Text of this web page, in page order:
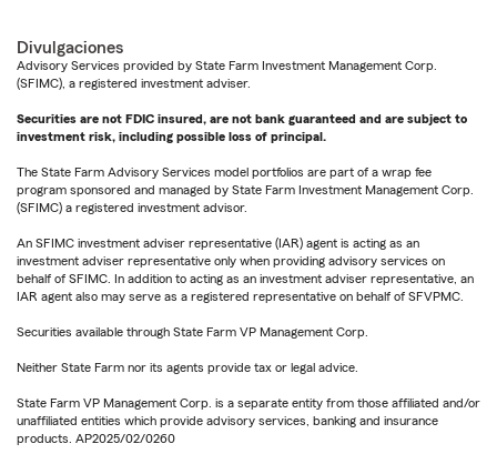
Divulgaciones
Advisory Services provided by State Farm Investment Management Corp.
(SFIMC), a registered investment adviser.
Securities are not FDIC insured, are not bank guaranteed and are subject to
investment risk, including possible loss of principal.
The State Farm Advisory Services model portfolios are part of a wrap fee
program sponsored and managed by State Farm Investment Management Corp.
(SFIMC) a registered investment advisor.
An SFIMC investment adviser representative (IAR) agent is acting as an
investment adviser representative only when providing advisory services on
behalf of SFIMC. In addition to acting as an investment adviser representative, an
IAR agent also may serve as a registered representative on behalf of SFVPMC.
Securities available through State Farm VP Management Corp.
Neither State Farm nor its agents provide tax or legal advice.
State Farm VP Management Corp. is a separate entity from those affiliated and/or
unaffiliated entities which provide advisory services, banking and insurance
products. AP2025/02/0260